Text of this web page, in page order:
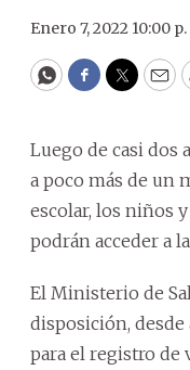
Enero 7, 2022 10:00
WhatsApp
Facebook
Luego de casi dos
a poco más de un
escolar, los niños y
podrán acceder a
El Ministerio de
disposición,
para el registro de